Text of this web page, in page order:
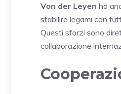
Von der Leyen ha
stabilire legami con
Questi sforzi sono
collaborazione